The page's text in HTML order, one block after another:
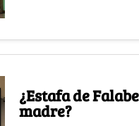
¿Estafa de
madre?